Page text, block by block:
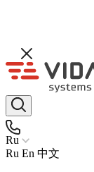
Ru
Ru En 中文